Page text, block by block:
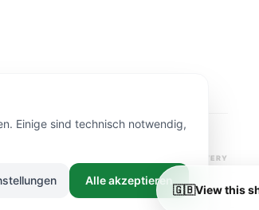
DÜSSELDORF DELIVERY
Einige sind technisch notwendig,
Alle akzeptieren
🇬🇧View this